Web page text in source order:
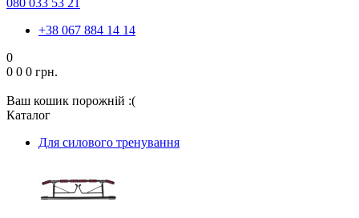
080 033 53 21
+38 067 884 14 14
0
0 0 0 грн.
Ваш кошик порожній :(
Каталог
Для силового тренування